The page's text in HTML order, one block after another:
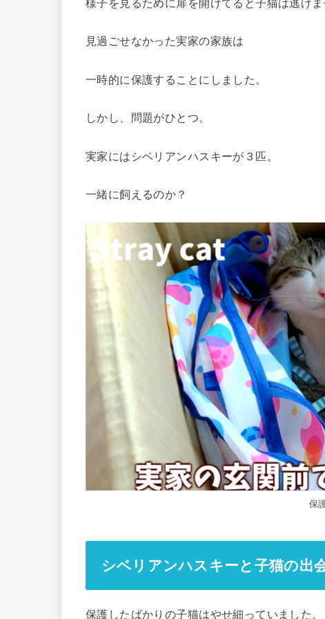
様子を見るために扉を開けてると子猫は逃げま
見過ごせなかった実家の家族は
一時的に保護することにしました。
しかし、問題がひとつ。
実家にはシベリアンハスキーが３匹。
一緒に飼えるのか？
保
シベリアンハスキーと子猫の出
保護したばかりの子猫はやせ細っていました。